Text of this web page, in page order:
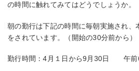
の時間に触れてみてはどうでしょうか。
朝の勤行は下記の時間に毎朝実施され、
をされています。（開始の30分前から）
勤行時間：4月１日から9月30日 午前